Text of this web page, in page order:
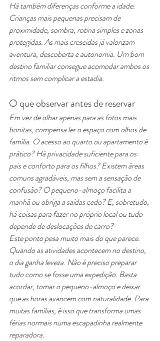
Há também diferenças conforme a idade.
Crianças mais pequenas precisam de
proximidade, sombra, rotina simples e zonas
protegidas. As mais crescidas já valorizam
aventura, descoberta e autonomia. Um bom
destino familiar consegue acomodar ambos os
ritmos sem complicar a estadia.
O que observar antes de reservar
Em vez de olhar apenas para as fotos mais
bonitas, compensa ler o espaço com olhos de
família. O acesso ao quarto ou apartamento é
prático? Há privacidade suficiente para os
pais e conforto para os filhos? Existem áreas
comuns agradáveis, mas sem a sensação de
confusão? O pequeno-almoço facilita a
manhã ou obriga a saídas cedo? E, sobretudo,
há coisas para fazer no próprio local ou tudo
depende de deslocações de carro?
Este ponto pesa muito mais do que parece.
Quando as atividades acontecem no destino,
o dia ganha leveza. Não é preciso preparar
tudo como se fosse uma expedição. Basta
acordar, tomar o pequeno-almoço e deixar
que as horas avancem com naturalidade. Para
muitas famílias, é isso que transforma umas
férias normais numa escapadinha realmente
reparadora.